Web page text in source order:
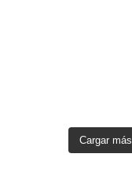
Cargar más